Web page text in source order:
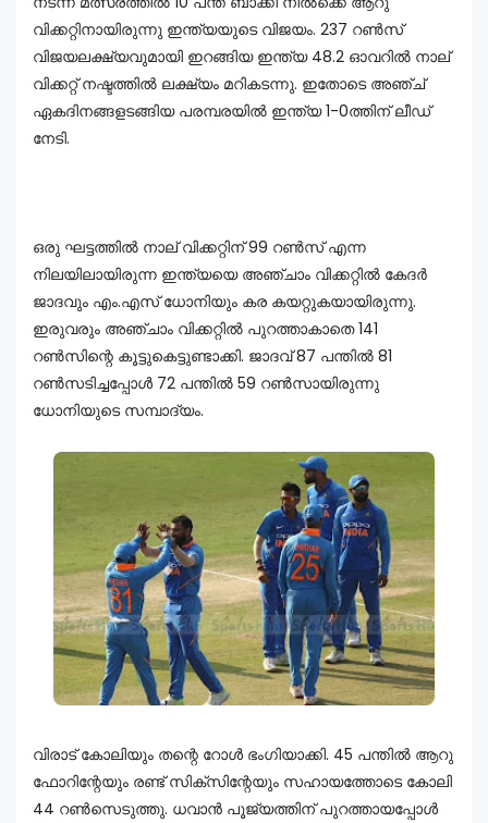
വിക്കറ്റിനായിരുന്നു ഇന്ത്യയുടെ വിജയം. 237 റൺസ്
വിജയലക്ഷ്യവുമായി ഇറങ്ങിയ ഇന്ത്യ 48.2 ഓവറിൽ നാല്
വിക്കറ്റ് നഷ്ടത്തിൽ ലക്ഷ്യം മറികടന്നു. ഇതോടെ അഞ്ച്
ഏകദിനങ്ങളടങ്ങിയ പരമ്പരയിൽ ഇന്ത്യ 1-0ത്തിന് ലീഡ്
നേടി.
ഒരു ഘട്ടത്തിൽ നാല് വിക്കറ്റിന് 99 റൺസ് എന്ന
നിലയിലായിരുന്ന ഇന്ത്യയെ അഞ്ചാം വിക്കറ്റിൽ കേദർ
ജാദവും എം.എസ് ധോനിയും കര കയറ്റുകയായിരുന്നു.
ഇരുവരും അഞ്ചാം വിക്കറ്റിൽ പുറത്താകാതെ 141
റൺസിന്റെ കൂട്ടുകെട്ടുണ്ടാക്കി. ജാദവ് 87 പന്തിൽ 81
റൺസടിച്ചപ്പോൾ 72 പന്തിൽ 59 റൺസായിരുന്നു
ധോനിയുടെ സമ്പാദ്യം.
വിരാട് കോലിയും തന്റെ റോൾ ഭംഗിയാക്കി. 45 പന്തിൽ ആറു
ഫോറിന്റേയും രണ്ട് സിക്സിന്റേയും സഹായത്തോടെ കോലി
44 റൺസെടുത്തു. ധവാൻ പൂജ്യത്തിന് പുറത്തായപ്പോൾ